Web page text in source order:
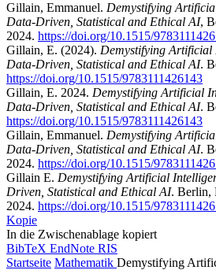
Gillain, Emmanuel. Demystifying
Data-Driven, Statistical and Ethical AI,
2024. https://doi.org/10.1515/
Gillain, E. (2024). Demystifying Artificial
Data-Driven, Statistical and Ethical AI.
https://doi.org/10.1515/9783111426143
Gillain, E. 2024. Demystifying Artificial
Data-Driven, Statistical and Ethical AI.
https://doi.org/10.1515/9783111426143
Gillain, Emmanuel. Demystifying
Data-Driven, Statistical and Ethical AI.
2024. https://doi.org/10.1515/
Gillain E. Demystifying Artificial
Driven, Statistical and Ethical AI. Berlin,
2024. https://doi.org/10.1515/
Kopie
In die Zwischenablage kopiert
BibTeX EndNote RIS
Startseite Mathematik Demystifying